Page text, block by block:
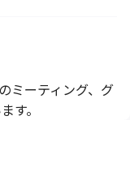
ミーティング、グ
す。